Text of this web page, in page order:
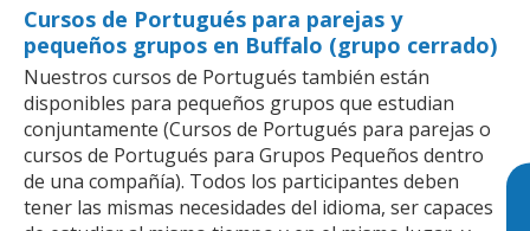
Cursos de Portugués para parejas y
pequeños grupos en Buffalo (grupo cerrado)
Nuestros cursos de Portugués también están
disponibles para pequeños grupos que estudian
conjuntamente (Cursos de Portugués para parejas o
cursos de Portugués para Grupos Pequeños dentro
de una compañía). Todos los participantes deben
tener las mismas necesidades del idioma, ser capaces